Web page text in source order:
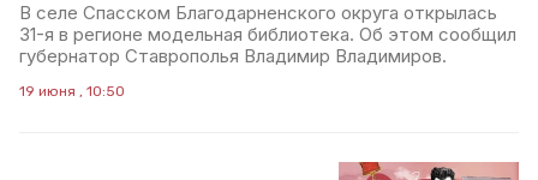
В селе Спасском Благодарненского округа открылась
31-я в регионе модельная библиотека. Об этом сообщил
губернатор Ставрополья Владимир Владимиров.
19 июня , 10:50